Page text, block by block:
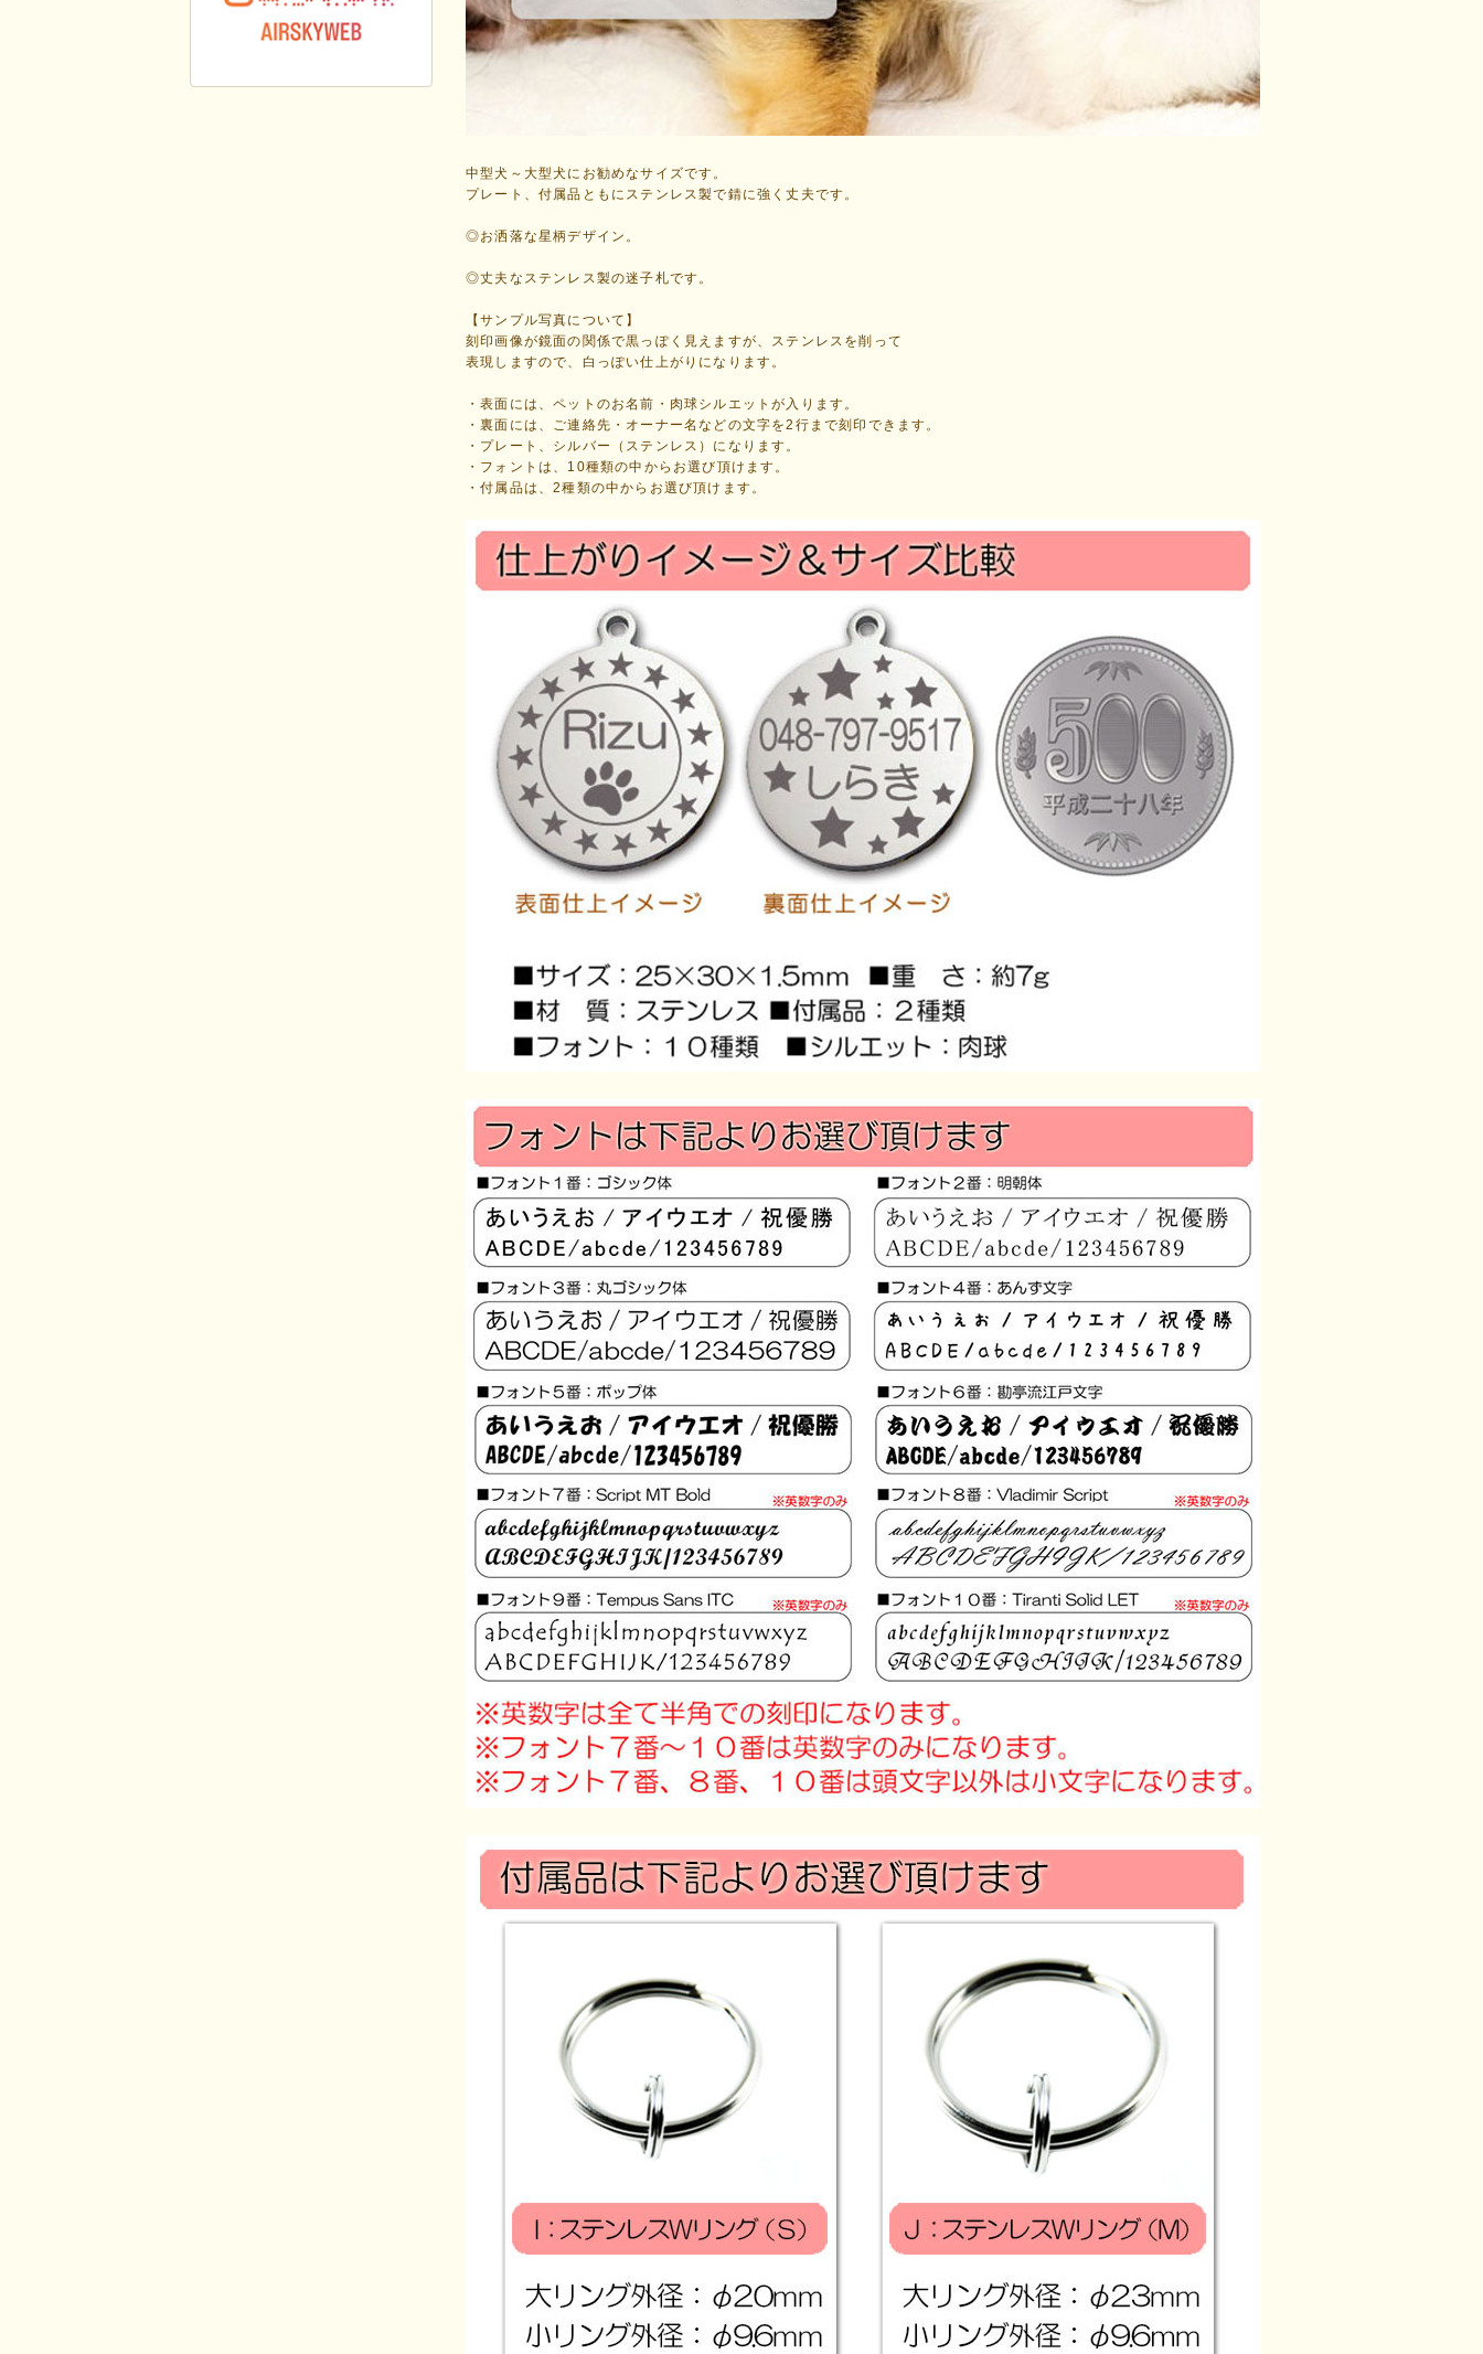
中型犬～大型犬にお勧めなサイズです。
プレート、付属品ともにステンレス製で錆に強く丈夫です。
◎お洒落な星柄デザイン。
◎丈夫なステンレス製の迷子札です。
【サンプル写真について】
刻印画像が鏡面の関係で黒っぽく見えますが、ステンレスを削って
表現しますので、白っぽい仕上がりになります。
・表面には、ペットのお名前・肉球シルエットが入ります。
・裏面には、ご連絡先・オーナー名などの文字を2行まで刻印できます。
・プレート、シルバー（ステンレス）になります。
・フォントは、10種類の中からお選び頂けます。
・付属品は、2種類の中からお選び頂けます。